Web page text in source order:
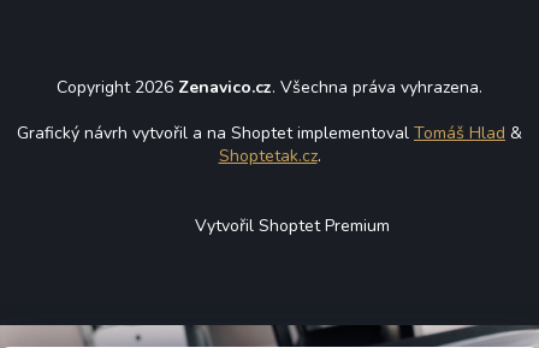
Copyright 2026 Zenavico.cz. Všechna práva vyhrazena.
Grafický návrh vytvořil a na Shoptet implementoval Tomáš Hlad &
Shoptetak.cz.
Vytvořil Shoptet Premium